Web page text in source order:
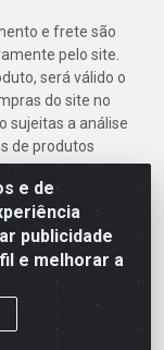
e de
publicidade
e melhorar a
e frete são
pelo site.
será válido o
do site no
sujeitas a análise
de produtos
em Geral
PE - CEP
0001-